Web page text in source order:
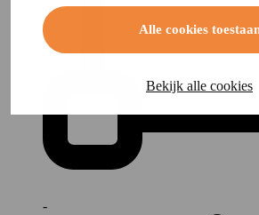
Alle cookies
Bekijk alle cookies
-